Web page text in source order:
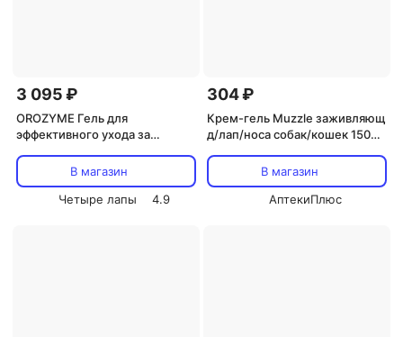
3 095 ₽
OROZYME Гель для
эффективного ухода за
В магазин
Четыре лапы
4.9
304 ₽
Крем-гель Muzzle заживляющ
д/лап/носа собак/кошек 150
В магазин
АптекиПлюс